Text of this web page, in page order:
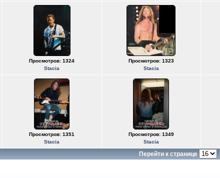
Просмотров: 1324
Stacia
Просмотров: 1323
Stacia
Просмотров: 1351
Stacia
Просмотров: 1349
Stacia
Перейти к странице